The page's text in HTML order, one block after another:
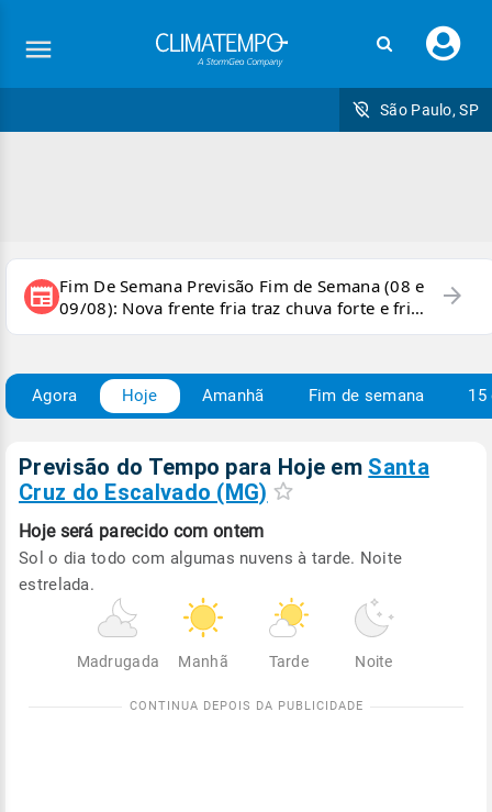
seu
São Paulo, SP
newspaper Fim De Semana Previsão Fim de Semana (08 e
09/08): Nova frente fria traz chuva forte e frio
para áreas do país
arrow_forward
Agora Hoje Amanhã Fim de semana 15
Previsão do Tempo para Hoje em Santa
Cruz do Escalvado (MG)
Hoje será parecido com ontem
Sol o dia todo com algumas nuvens à tarde. Noite
estrelada.
Madrugada Manhã Tarde Noite